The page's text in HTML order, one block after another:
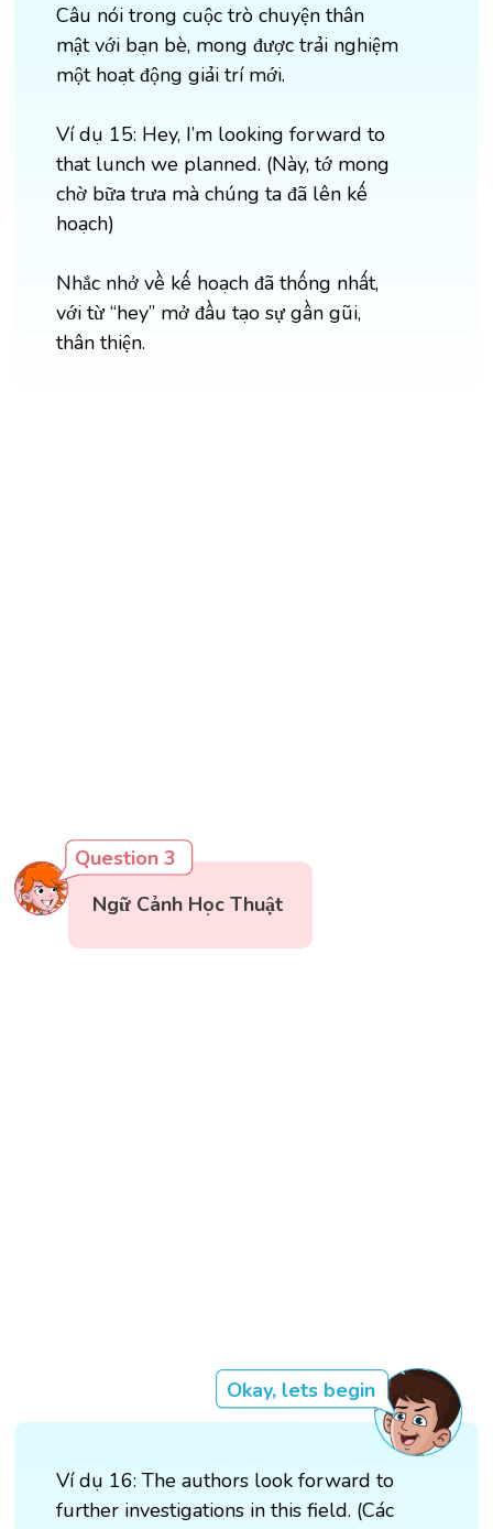
Câu nói trong cuộc trò chuyện thân
mật với bạn bè, mong được trải nghiệm
một hoạt động giải trí mới.
Ví dụ 15: Hey, I’m looking forward to
that lunch we planned. (Này, tớ mong
chờ bữa trưa mà chúng ta đã lên kế
hoạch)
Nhắc nhở về kế hoạch đã thống nhất,
với từ “hey” mở đầu tạo sự gần gũi,
thân thiện.
Question 3
Ngữ Cảnh Học Thuật
Okay, lets begin
Ví dụ 16: The authors look forward to
further investigations in this field. (Các